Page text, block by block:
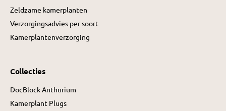
Zeldzame kamerplanten
Verzorgingsadvies per soort
Kamerplantenverzorging
Collecties
DocBlock Anthurium
Kamerplant Plugs